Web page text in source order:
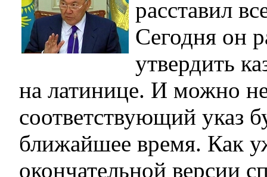
расставил
Сегодня он
утвердить
на латинице. И можно
соответствующий указ
ближайшее время. Как
окончательной версии